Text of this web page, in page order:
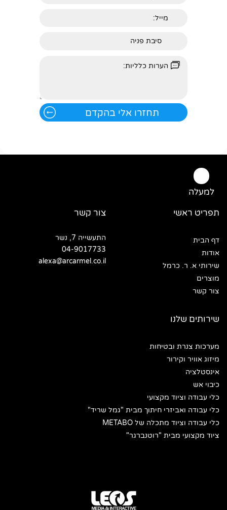
למעלה
תפריט ראשי
דף הבית
אודות
שירותי א. ר. כרמל
מוצרים
צור קשר
שירותים שלנו
מערכות צנרת ובטיחות
מיזוג אוויר וקירור
אינסטלציה
כיבוי אש
כלי עבודה וציוד מקצועי
כלי עבודה ואביזרי חיתוך מבית "גמל שריד"
כלי עבודה וציוד מתכלה של METABO
ציוד מקצועי מבית "רוטנברגר"
צור קשר
התעשייה 7, נשר
04-9017733
alexa@arcarmel.co.il